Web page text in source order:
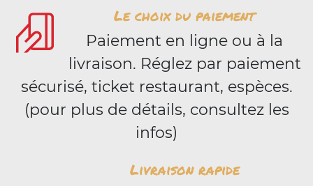
Le choix du paiement
Paiement en ligne ou à la
livraison. Réglez par paiement
sécurisé, ticket restaurant, espèces.
(pour plus de détails, consultez les
infos)
Livraison rapide